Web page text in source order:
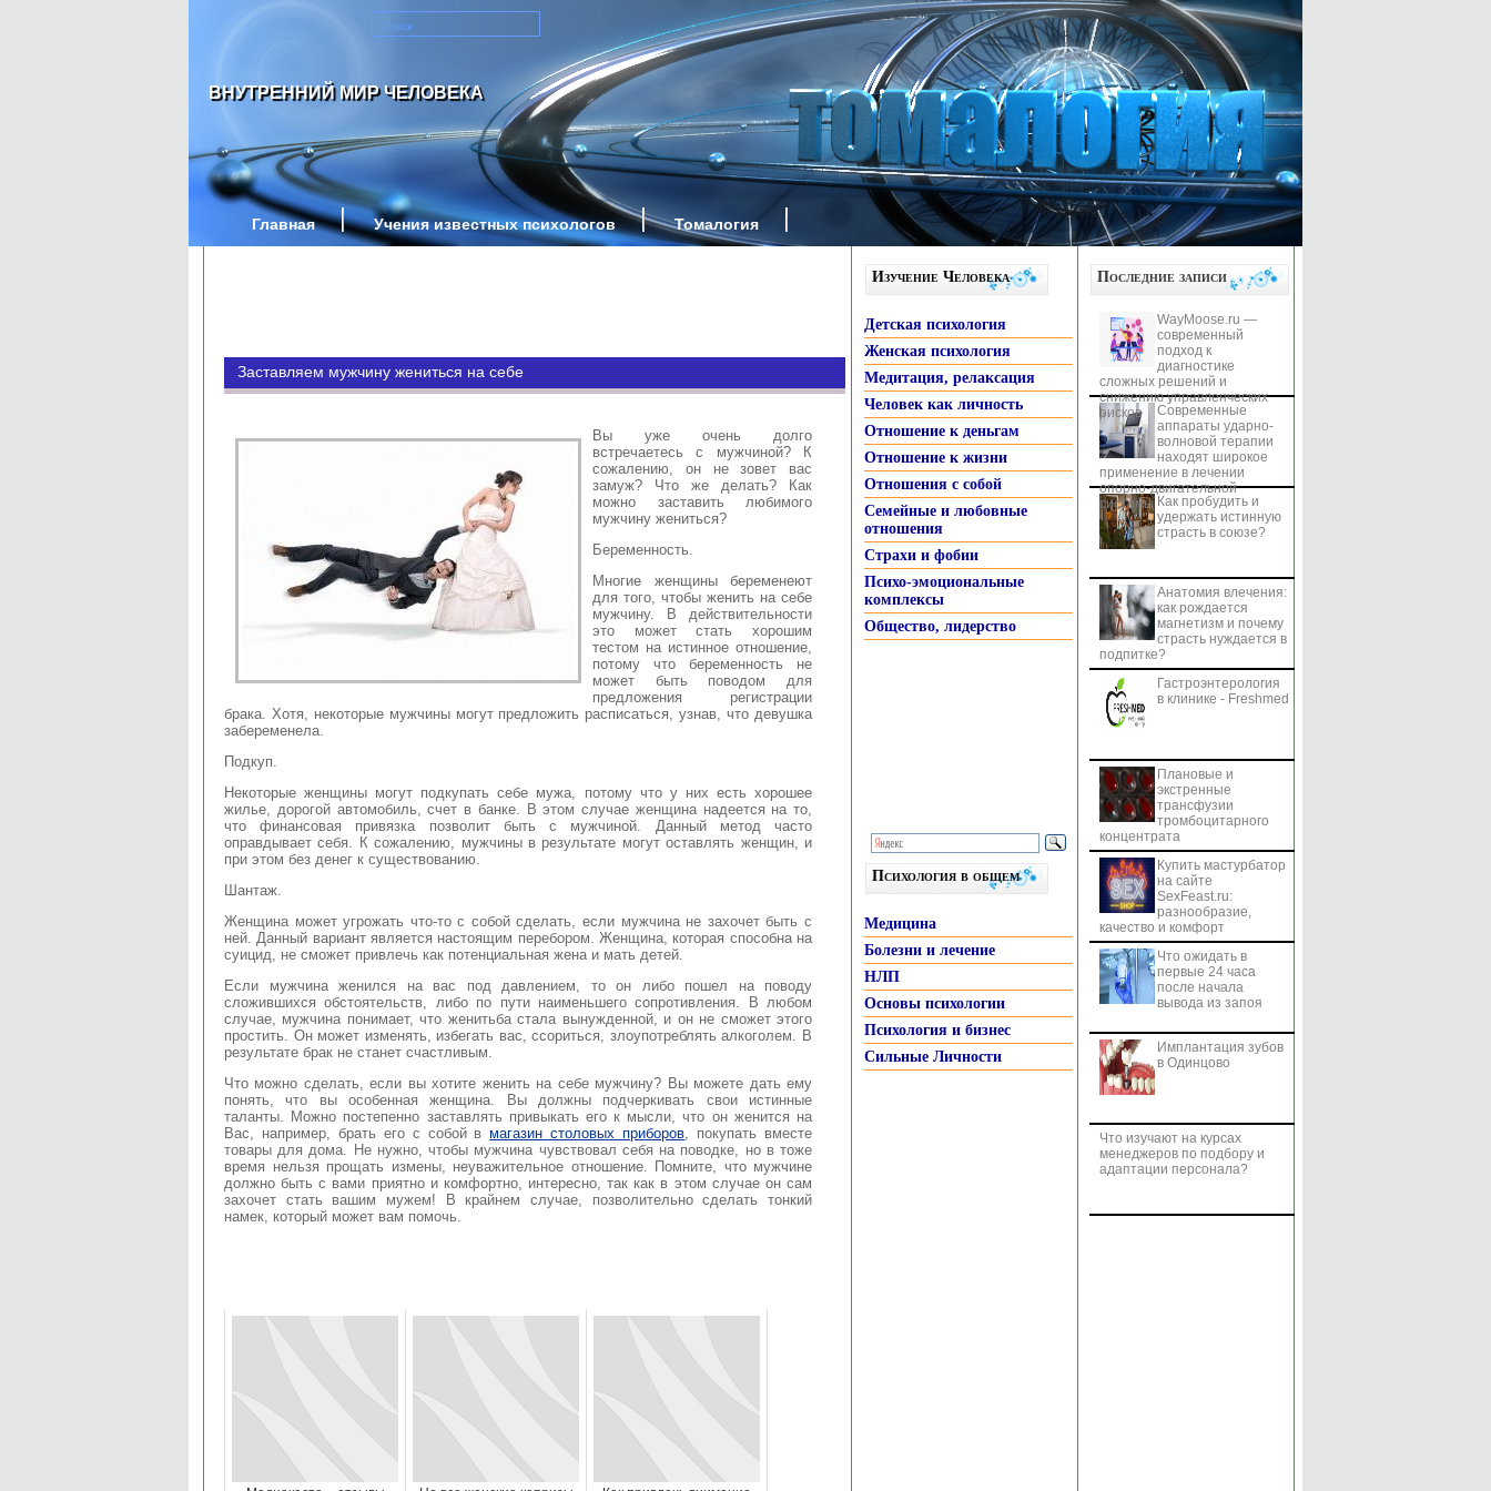
ВНУТРЕННИЙ МИР ЧЕЛОВЕКА
Главная Учения известных психологов Томалогия
Заставляем мужчину жениться на себе
Вы уже очень долго
встречаетесь с мужчиной? К
сожалению, он не зовет вас
замуж? Что же делать? Как
можно заставить любимого
мужчину жениться?
Беременность.
Многие женщины беременеют
для того, чтобы женить на себе
мужчину. В действительности
это может стать хорошим
тестом на истинное отношение,
потому что беременность не
может быть поводом для
предложения регистрации
брака. Хотя, некоторые мужчины могут предложить расписаться, узнав, что девушка
забеременела.
Подкуп.
Некоторые женщины могут подкупать себе мужа, потому что у них есть хорошее
жилье, дорогой автомобиль, счет в банке. В этом случае женщина надеется на то,
что финансовая привязка позволит быть с мужчиной. Данный метод часто
оправдывает себя. К сожалению, мужчины в результате могут оставлять женщин, и
при этом без денег к существованию.
Шантаж.
Женщина может угрожать что-то с собой сделать, если мужчина не захочет быть с
ней. Данный вариант является настоящим перебором. Женщина, которая способна на
суицид, не сможет привлечь как потенциальная жена и мать детей.
Если мужчина женился на вас под давлением, то он либо пошел на поводу
сложившихся обстоятельств, либо по пути наименьшего сопротивления. В любом
случае, мужчина понимает, что женитьба стала вынужденной, и он не сможет этого
простить. Он может изменять, избегать вас, ссориться, злоупотреблять алкоголем. В
результате брак не станет счастливым.
Что можно сделать, если вы хотите женить на себе мужчину? Вы можете дать ему
понять, что вы особенная женщина. Вы должны подчеркивать свои истинные
таланты. Можно постепенно заставлять привыкать его к мысли, что он женится на
Вас, например, брать его с собой вмагазин столовых приборов , покупать вместе
товары для дома. Не нужно, чтобы мужчина чувствовал себя на поводке, но в тоже
время нельзя прощать измены, неуважительное отношение. Помните, что мужчине
должно быть с вами приятно и комфортно, интересно, так как в этом случае он сам
захочет стать вашим мужем! В крайнем случае, позволительно сделать тонкий
намек, который может вам помочь.
Изучение Человека
Детская психология
Женская психология
Медитация, релаксация
Человек как личность
Отношение к деньгам
Отношение к жизни
Отношения с собой
Семейные и любовные
отношения
Страхи и фобии
Психо-эмоциональные
комплексы
Общество, лидерство
Психология в общем
Медицина
Болезни и лечение
НЛП
Основы психологии
Психология и бизнес
Сильные Личности
Последние записи
WayMoose.ru —
современный
подход к
диагностике
сложных решений и
снижению управленческих
рисков
Современные
аппараты ударно-
волновой терапии
находят широкое
применение в лечении
опорно-двигательной
системы Как пробудить и
удержать истинную
страсть в союзе?
Анатомия влечения:
как рождается
магнетизм и почему
страсть нуждается в
подпитке?
Гастроэнтерология
в клинике - Freshmed
Плановые и
экстренные
трансфузии
тромбоцитарного
концентрата
Купить мастурбатор
на сайте
SexFeast.ru:
разнообразие,
качество и комфорт
Что ожидать в
первые 24 часа
после начала
вывода из запоя
Имплантация зубов
в Одинцово
Что изучают на курсах
менеджеров по подбору и
адаптации персонала?